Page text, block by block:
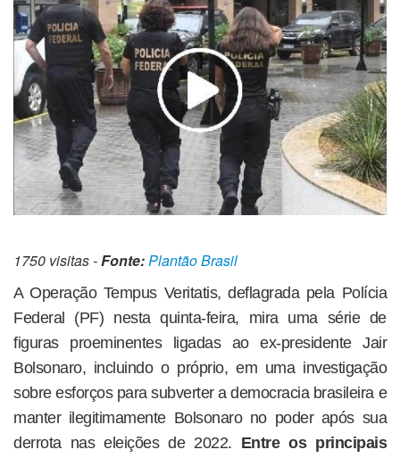
1750 visitas -Fonte:Plantão Brasil
A Operação Tempus Veritatis, deflagrada pela Polícia
Federal (PF) nesta quinta-feira, mira uma série de
figuras proeminentes ligadas ao ex-presidente Jair
Bolsonaro, incluindo o próprio, em uma investigação
sobre esforços para subverter a democracia brasileira e
manter ilegitimamente Bolsonaro no poder após sua
derrota nas eleições de 2022. Entre os principais